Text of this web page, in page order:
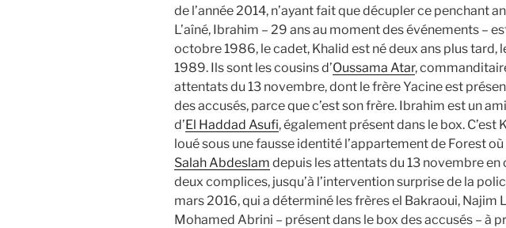
de l’année 2014, n’ayant fait que décupler ce penchant
L’aîné, Ibrahim – 29 ans au moment des événements –
octobre 1986, le cadet, Khalid est né deux ans plus tard,
1989. Ils sont les cousins d’Oussama Atar,
attentats du 13 novembre, dont le frère Yacine est
des accusés, parce que c’est son frère. Ibrahim est un
d’El Haddad Asufi, également présent dans le box. C’est
loué sous une fausse identité l’appartement de Forest
Salah Abdeslam depuis les attentats du 13 novembre
deux complices, jusqu’à l’intervention surprise de la
mars 2016, qui a déterminé les frères el Bakraoui, Najim
Mohamed Abrini – présent dans le box des accusés – à